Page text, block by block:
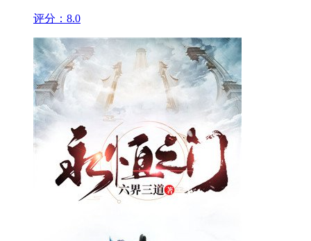
评分：8.0